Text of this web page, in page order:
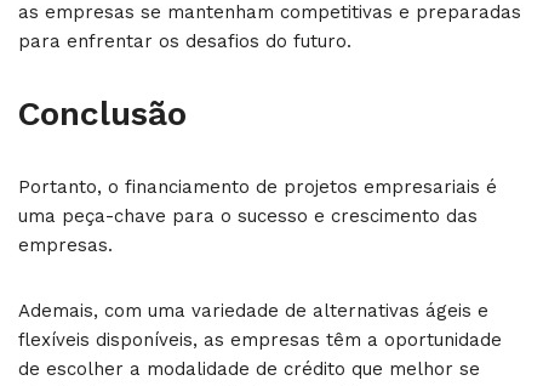
as empresas se mantenham competitivas e preparadas
para enfrentar os desafios do futuro.
Conclusão
Portanto, o financiamento de projetos empresariais é
uma peça-chave para o sucesso e crescimento das
empresas.
Ademais, com uma variedade de alternativas ágeis e
flexíveis disponíveis, as empresas têm a oportunidade
de escolher a modalidade de crédito que melhor se